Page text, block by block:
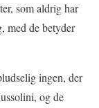
som aldrig har
med de betyder
ingen, der
og de